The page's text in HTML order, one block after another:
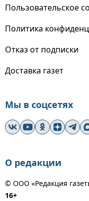
Пользовательское
Политика
Отказ от подписки
Доставка газет
Мы в соцсетях
О редакции
© ООО «Редакция
16+